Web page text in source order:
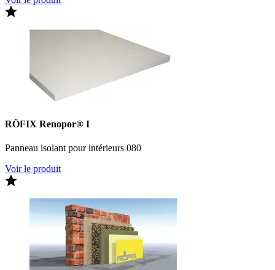
RÖFIX Renopor® I
Panneau isolant pour intérieurs 080
Voir le produit